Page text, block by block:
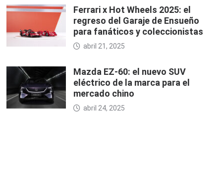
Ferrari x Hot Wheels 2025: el
regreso del Garaje de Ensueño
para fanáticos y coleccionistas
abril 21, 2025
Mazda EZ-60: el nuevo SUV
eléctrico de la marca para el
mercado chino
abril 24, 2025